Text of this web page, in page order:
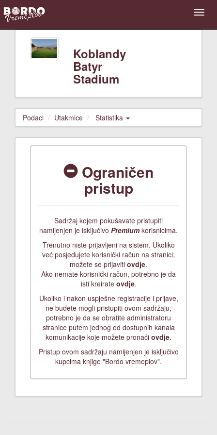
Koblandy
Batyr
Stadium
Podaci Utakmice Statistika
Ograničen
pristup
Sadržaj kojem pokušavate pristupiti
namijenjen je isključivo Premiumkorisnicima.
Trenutno niste prijavljeni na sistem. Ukoliko
već posjedujete korisnički račun na stranici,
možete se prijaviti ovdje.
Ako nemate korisnički račun, potrebno je da
isti kreirate ovdje.
Ukoliko i nakon uspješne registracije i prijave,
ne budete mogli pristupiti ovom sadržaju,
potrebno je da se obratite administratoru
stranice putem jednog od dostupnih kanala
komunikacije koje možete pronaći ovdje.
Pristup ovom sadržaju namijenjen je isključivo
kupcima knjige "Bordo vremeplov".